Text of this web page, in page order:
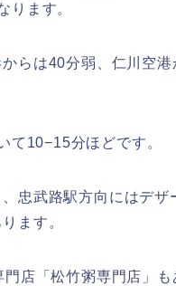
ります。
らは40分弱、仁川空
て10−15分ほどです。
忠武路駅方向にはデザ
ます。
店「松竹粥専門店」も